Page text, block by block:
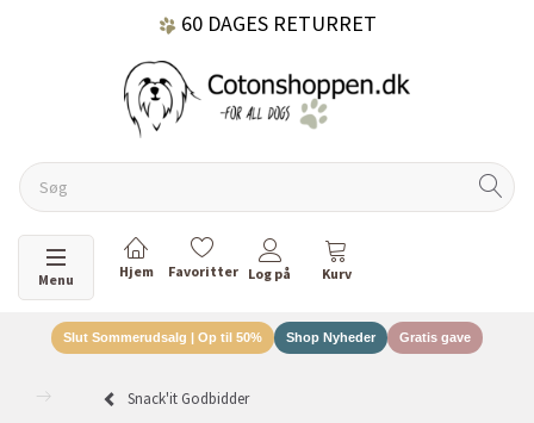
60 DAGES RETURRET
Skifte navigation
Menu
Slut Sommerudsalg | Op til 50% Shop Nyheder Gratis gave
Snack'it Godbidder